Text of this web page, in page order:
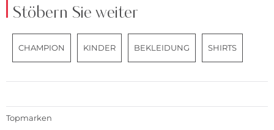
Stöbern Sie weiter
CHAMPION KINDER BEKLEIDUNG SHIRTS
Topmarken